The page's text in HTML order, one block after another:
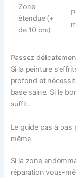
Zone
étendue (+
de 10 cm)
Passez
Si la peinture
profond et
base saine. Si le
suffit.
Le guide pas à pas
même
Si la zone
réparation vous-